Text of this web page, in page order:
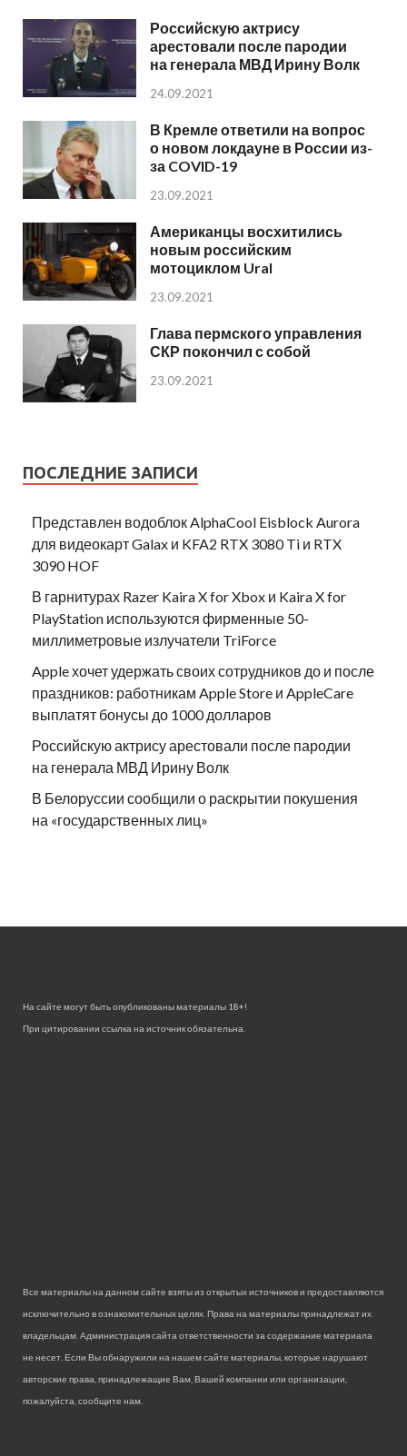
Российскую актрису
арестовали после пародии
на генерала МВД Ирину Волк
24.09.2021
В Кремле ответили на вопрос
о новом локдауне в России из-
за COVID-19
23.09.2021
Американцы восхитились
новым российским
мотоциклом Ural
23.09.2021
Глава пермского управления
СКР покончил с собой
23.09.2021
ПОСЛЕДНИЕ ЗАПИСИ
Представлен водоблок AlphaCool Eisblock Aurora
для видеокарт Galax и KFA2 RTX 3080 Ti и RTX
3090 HOF
В гарнитурах Razer Kaira X for Xbox и Kaira X for
PlayStation используются фирменные 50-
миллиметровые излучатели TriForce
Apple хочет удержать своих сотрудников до и после
праздников: работникам Apple Store и AppleCare
выплатят бонусы до 1000 долларов
Российскую актрису арестовали после пародии
на генерала МВД Ирину Волк
В Белоруссии сообщили о раскрытии покушения
на «государственных лиц»
На сайте могут быть опубликованы материалы 18+!
При цитировании ссылка на источник обязательна.
Все материалы на данном сайте взяты из открытых источников и предоставляются
исключительно в ознакомительных целях. Права на материалы принадлежат их
владельцам. Администрация сайта ответственности за содержание материала
не несет. Если Вы обнаружили на нашем сайте материалы, которые нарушают
авторские права, принадлежащие Вам, Вашей компании или организации,
пожалуйста, сообщите нам.